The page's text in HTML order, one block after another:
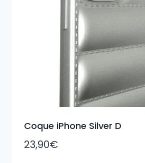
Coque iPhone Silver D
23,90€